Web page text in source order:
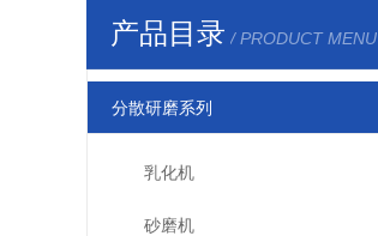
产品目录 / PRODUCT MENU
分散研磨系列
乳化机
砂磨机